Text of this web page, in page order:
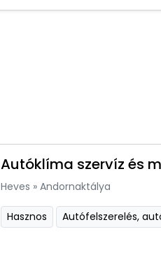
Autóklíma szervíz és
Heves » Andornaktálya
Hasznos Autófelszerelés,